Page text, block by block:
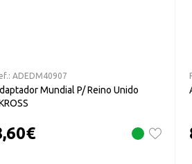
ADEDM40907
Mundial P/ Reino Unido
€